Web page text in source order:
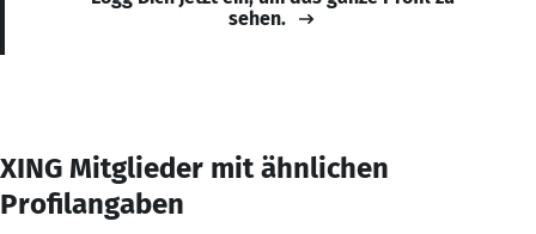
sehen.
XING Mitglieder mit ähnlichen
Profilangaben